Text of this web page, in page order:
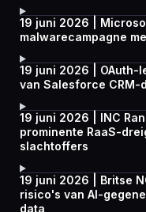
19 juni 2026 |
malwarecampagne
19 juni 2026 | OAuth-
van Salesforce CRM-
19 juni 2026 | INC
prominente RaaS-
slachtoffers
19 juni 2026 | Britse
risico's van AI-
data